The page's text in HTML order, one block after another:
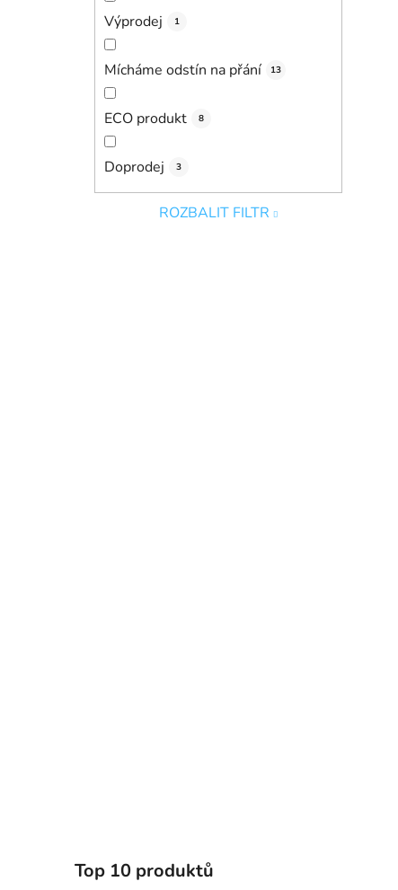
Výprodej 1
Mícháme odstín na přání 13
ECO produkt 8
Doprodej 3
ROZBALIT FILTR
Top 10 produktů